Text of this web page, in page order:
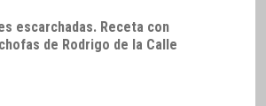
escarchadas. Receta con
de Rodrigo de la Calle